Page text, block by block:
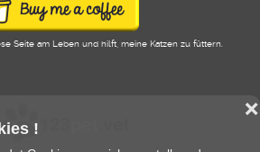
!
❌
Seite am Leben und hilft, meine Katzen zu füttern.